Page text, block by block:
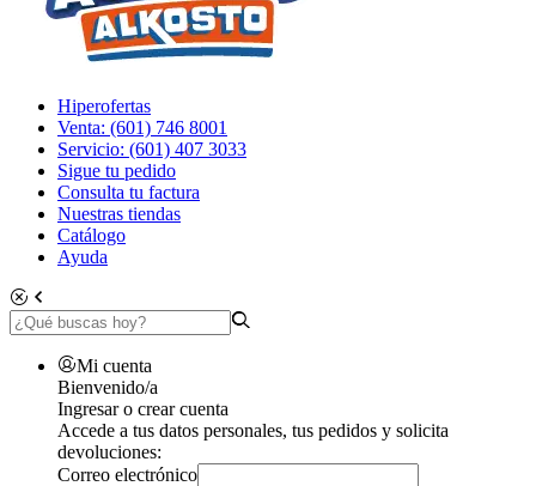
Hiperofertas
Venta: (601) 746 8001
Servicio: (601) 407 3033
Sigue tu pedido
Consulta tu factura
Nuestras tiendas
Catálogo
Ayuda
Mi cuenta
Bienvenido/a
Ingresar o crear cuenta
Accede a tus datos personales, tus pedidos y solicita
devoluciones:
Correo electrónico